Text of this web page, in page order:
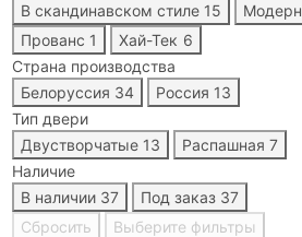
В скандинавском стиле 15 Модерн
Прованс 1 Хай-Тек 6
Страна производства
Белоруссия 34 Россия 13
Тип двери
Двустворчатые 13 Распашная 7
Наличие
В наличии 37 Под заказ 37
Сбросить
Выберите фильтры